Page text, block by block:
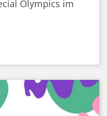
Olympics im